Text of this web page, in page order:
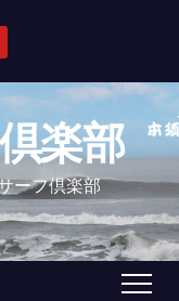
楽部
ーフ倶楽部